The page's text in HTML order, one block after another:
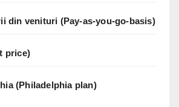
din venituri (Pay-as-you-go-basis)
price)
(Philadelphia plan)